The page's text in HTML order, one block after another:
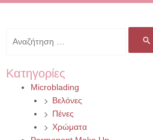
για:
Κατηγορίες
Microblading
Βελόνες
Πένες
Χρώματα